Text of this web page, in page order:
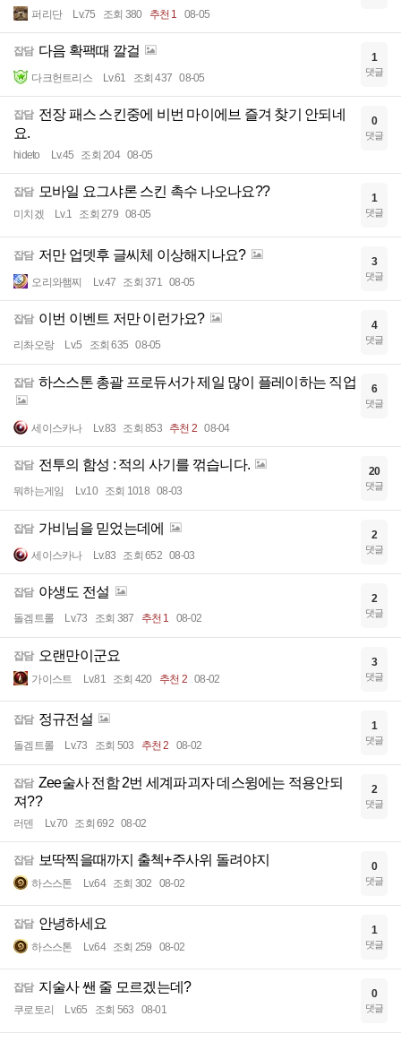
퍼리단 Lv.75 조회 380 추천 1 08-05
잡담 다음 확팩때 깔걸
다크헌트리스 Lv.61 조회 437 08-05
1
댓글
잡담 전장 패스 스킨중에 비번 마이에브 즐겨 찾기 안되네
요.
hideto Lv.45 조회 204 08-05
0
댓글
잡담 모바일 요그샤론 스킨 촉수 나오나요??
미치겠 Lv.1 조회 279 08-05
1
댓글
잡담 저만 업뎃후 글씨체 이상해지나요?
오리와햄찌 Lv.47 조회 371 08-05
3
댓글
잡담 이번 이벤트 저만 이런가요?
리촤오랑 Lv.5 조회 635 08-05
4
댓글
잡담 하스스톤 총괄 프로듀서가 제일 많이 플레이하는 직업
세이스카나 Lv.83 조회 853 추천 2 08-04
6
댓글
잡담 전투의 함성 : 적의 사기를 꺾습니다.
뭐하는게임 Lv.10 조회 1018 08-03
20
댓글
잡담 가비님을 믿었는데에
세이스카나 Lv.83 조회 652 08-03
2
댓글
잡담 야생도 전설
돌겜트롤 Lv.73 조회 387 추천 1 08-02
2
댓글
잡담 오랜만이군요
가이스트 Lv.81 조회 420 추천 2 08-02
3
댓글
잡담 정규전설
돌겜트롤 Lv.73 조회 503 추천 2 08-02
1
댓글
잡담 Zee술사 전함 2번 세계파괴자 데스윙에는 적용안되
져??
러덴 Lv.70 조회 692 08-02
2
댓글
잡담 보딱찍을때까지 출첵+주사위 돌려야지
하스스톤 Lv.64 조회 302 08-02
0
댓글
잡담 안녕하세요
하스스톤 Lv.64 조회 259 08-02
1
댓글
잡담 지술사 쌘 줄 모르겠는데?
쿠로토리 Lv.65 조회 563 08-01
0
댓글